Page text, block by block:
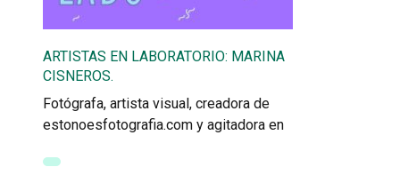
ARTISTAS EN LABORATORIO: MARINA
CISNEROS.
Fotógrafa, artista visual, creadora de
estonoesfotografia.com y agitadora en